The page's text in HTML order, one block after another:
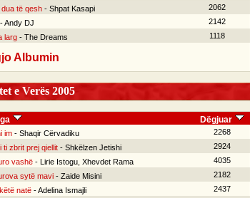
të qesh- Shpat Kasapi
2062
Andy DJ
2142
larg- The Dreams 1118
Albumin
e Verës 2005
Dëgjuar
im- Shaqir Cërvadiku
2268
ti zbrit prej qiellit- Shkëlzen Jetishi
2924
vashë- Lirie Istogu, Xhevdet Rama
4035
sytë mavi- Zaide Misini
2182
natë- Adelina Ismajli
2437